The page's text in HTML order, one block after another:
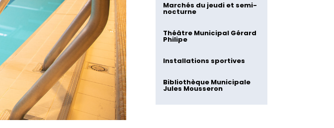
Marchés du jeudi et semi-
nocturne
Théâtre Municipal Gérard
Philipe
Installations sportives
Bibliothèque Municipale
Jules Mousseron